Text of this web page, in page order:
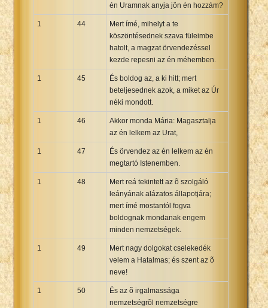
én Uramnak anyja jön én hozzám?
1 44
Mert ímé, mihelyt a te
köszöntésednek szava füleimbe
hatolt, a magzat örvendezéssel
kezde repesni az én méhemben.
1 45
És boldog az, a ki hitt; mert
beteljesednek azok, a miket az Úr
néki mondott.
1 46
Akkor monda Mária: Magasztalja
az én lelkem az Urat,
1 47
És örvendez az én lelkem az én
megtartó Istenemben.
1 48
Mert reá tekintett az õ szolgáló
leányának alázatos állapotjára;
mert ímé mostantól fogva
boldognak mondanak engem
minden nemzetségek.
1 49
Mert nagy dolgokat cselekedék
velem a Hatalmas; és szent az õ
neve!
1 50
És az õ irgalmassága
nemzetségrõl nemzetségre